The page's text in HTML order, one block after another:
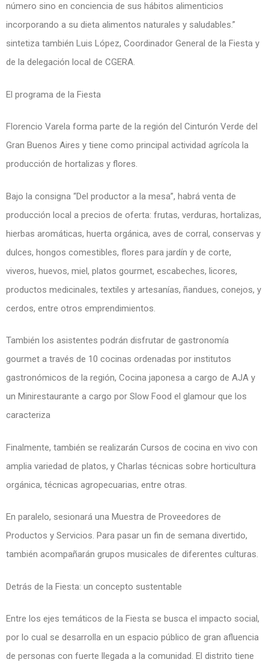
número sino en conciencia de sus hábitos alimenticios
incorporando a su dieta alimentos naturales y saludables.”
sintetiza también Luis López, Coordinador General de la Fiesta y
de la delegación local de CGERA.
El programa de la Fiesta
Florencio Varela forma parte de la región del Cinturón Verde del
Gran Buenos Aires y tiene como principal actividad agrícola la
producción de hortalizas y flores.
Bajo la consigna “Del productor a la mesa”, habrá venta de
producción local a precios de oferta: frutas, verduras, hortalizas,
hierbas aromáticas, huerta orgánica, aves de corral, conservas y
dulces, hongos comestibles, flores para jardín y de corte,
viveros, huevos, miel, platos gourmet, escabeches, licores,
productos medicinales, textiles y artesanías, ñandues, conejos, y
cerdos, entre otros emprendimientos.
También los asistentes podrán disfrutar de gastronomía
gourmet a través de 10 cocinas ordenadas por institutos
gastronómicos de la región, Cocina japonesa a cargo de AJA y
un Minirestaurante a cargo por Slow Food el glamour que los
caracteriza
Finalmente, también se realizarán Cursos de cocina en vivo con
amplia variedad de platos, y Charlas técnicas sobre horticultura
orgánica, técnicas agropecuarias, entre otras.
En paralelo, sesionará una Muestra de Proveedores de
Productos y Servicios. Para pasar un fin de semana divertido,
también acompañarán grupos musicales de diferentes culturas.
Detrás de la Fiesta: un concepto sustentable
Entre los ejes temáticos de la Fiesta se busca el impacto social,
por lo cual se desarrolla en un espacio público de gran afluencia
de personas con fuerte llegada a la comunidad. El distrito tiene